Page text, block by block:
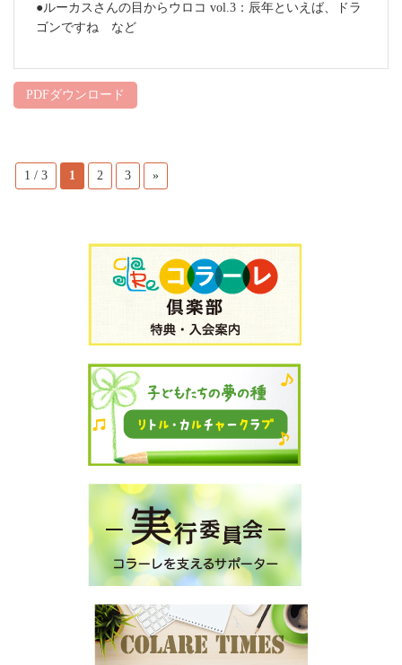
●ルーカスさんの目からウロコ vol.3：辰年といえば、ドラ
ゴンですね など
PDFダウンロード
1 / 3 1 2 3 »